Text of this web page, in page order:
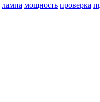
лампа мощность проверка